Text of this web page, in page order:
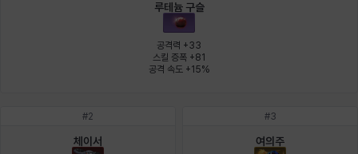
에키온 엘레나
이안 재키
루테늄 구슬
공격력 +33
스킬 증폭 +81
공격 속도 +15%
#2
체이서
#3
여의주